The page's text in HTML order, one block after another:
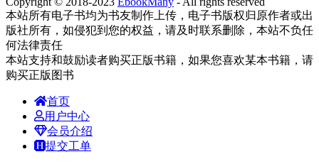
本站所有电子书均为书友制作上传，电子书版权归原作者或出
版社所有，如侵犯到您的权益，请及时联系删除，本站不负任
何法律责任
本站支持和鼓励读者购买正版书籍，如果您喜欢某本书籍，请
购买正版图书
首页
用户中心
会员介绍
提交工单